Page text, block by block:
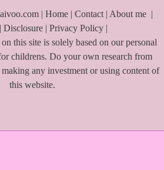
| Home| Contact| About me |
Disclosure | Privacy Policy |
this site is solely based on our personal
childrens. Do your own research from
any investment or using content of
this website.